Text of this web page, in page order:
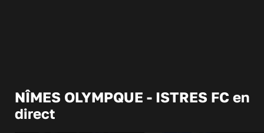
NÎMES OLYMPQUE - ISTRES FC en
direct